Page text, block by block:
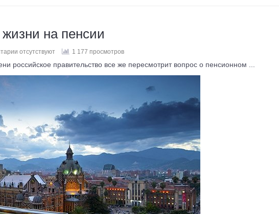
на пенсии
отсутствуют 1 177 просмотров
российское правительство все же пересмотрит вопрос о пенсионном ...